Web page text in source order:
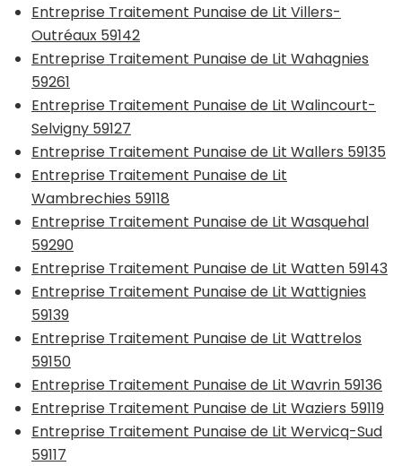
Entreprise Traitement Punaise de Lit Villers-
Outréaux 59142
Entreprise Traitement Punaise de Lit Wahagnies
59261
Entreprise Traitement Punaise de Lit Walincourt-
Selvigny 59127
Entreprise Traitement Punaise de Lit Wallers 59135
Entreprise Traitement Punaise de Lit
Wambrechies 59118
Entreprise Traitement Punaise de Lit Wasquehal
59290
Entreprise Traitement Punaise de Lit Watten 59143
Entreprise Traitement Punaise de Lit Wattignies
59139
Entreprise Traitement Punaise de Lit Wattrelos
59150
Entreprise Traitement Punaise de Lit Wavrin 59136
Entreprise Traitement Punaise de Lit Waziers 59119
Entreprise Traitement Punaise de Lit Wervicq-Sud
59117